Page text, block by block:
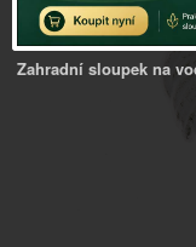
Zahradní sloupek na